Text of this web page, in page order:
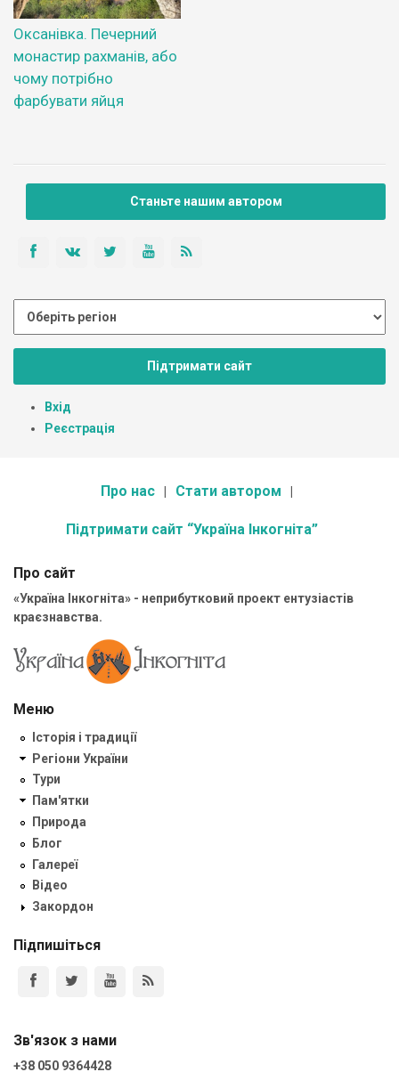
Оксанівка. Печерний
монастир рахманів, або
чому потрібно
фарбувати яйця
Станьте нашим автором
Підтримати сайт
Вхід
Реєстрація
Про нас Стати автором
Підтримати сайт “Україна Інкогніта”
Про сайт
«Україна Інкогніта» - неприбутковий проект ентузіастів
краєзнавства.
Меню
Історія і традиції
Регіони України
Тури
Пам'ятки
Природа
Блог
Галереї
Відео
Закордон
Підпишіться
Зв'язок з нами
+38 050 9364428